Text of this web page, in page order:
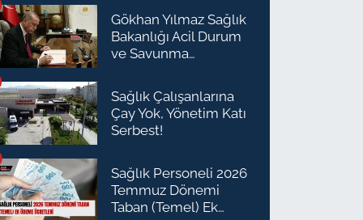
Gökhan Yılmaz Sağlık
Bakanlığı Acil Durum
ve Savunma
Başkanı Olarak Atandı
Sağlık Çalışanlarına
Çay Yok, Yönetim Katı
Serbest!
Sağlık Personeli 2026
Temmuz Dönemi
Taban (Temel) Ek